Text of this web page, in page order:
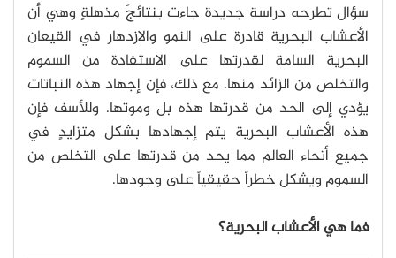
سؤال تطرحه دراسة جديدة جاءت بنتائجَ مذهلةٍ وهي أن
الأعشاب البحرية قادرة على النمو والازدهار في القيعان
البحرية السامة لقدرتها على الاستفادة من السموم
والتخلص من الزائد منها. مع ذلك، فإن إجهاد هذه النباتات
يؤدي إلى الحد من قدرتها هذه بل وموتها. وللأسف فإن
هذه الأعشاب البحرية يتم إجهادها بشكل متزايدٍ في
جميع أنحاء العالم مما يحد من قدرتها على التخلص من
السموم ويشكل خطراً حقيقياً على وجودها.
فما هي الأعشاب البحرية؟